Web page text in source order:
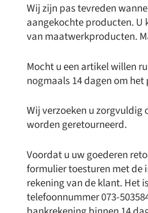
Wij zijn pas tevreden
aangekochte producten. U
van maatwerkproducten.
Mocht u een artikel willen
nogmaals 14 dagen om
Wij verzoeken u
worden geretourneerd.
Voordat u uw goederen
formulier toesturen met de
rekening van de klant. Het
telefoonnummer 073-